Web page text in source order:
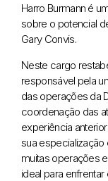
Harro Burmann é
sobre o potencial
Gary Convis.
Neste cargo
responsável pela
das operações da
coordenação das
experiência
sua especialização
muitas operações
ideal para